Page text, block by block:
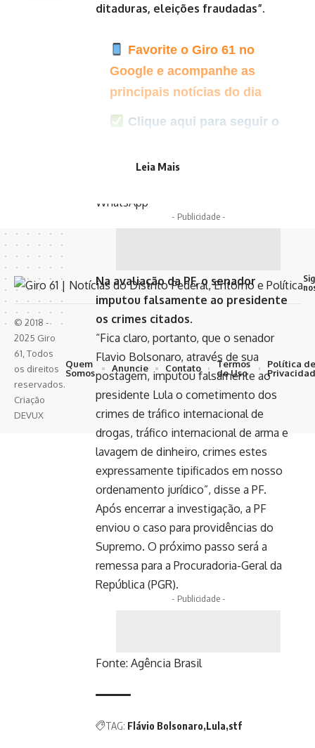
ditaduras, eleições fraudadas”.
Favorite o Giro 61 no
Google e acompanhe as
principais notícias do dia
Clique aqui para seguir o
WhatsApp
- Publicidade -
Na avaliação da PF, o senador
imputou falsamente ao presidente
os crimes citados.
“Fica claro, portanto, que o senador
Flavio Bolsonaro, através de sua
postagem, imputou falsamente ao
presidente Lula o cometimento dos
crimes de tráfico internacional de
drogas, tráfico internacional de arma e
lavagem de dinheiro, crimes estes
expressamente tipificados em nosso
ordenamento jurídico”, disse a PF.
Após encerrar a investigação, a PF
enviou o caso para providências do
Supremo. O próximo passo será a
remessa para a Procuradoria-Geral da
República (PGR).
- Publicidade -
Fonte: Agência Brasil
TAG: Flávio Bolsonaro Lula stf
Leia Mais
© 2018 -
2025 Giro
61, Todos
os direitos
reservados.
Criação
DEVUX
Quem
Somos
Anuncie Contato
Termos
de Uso
Política